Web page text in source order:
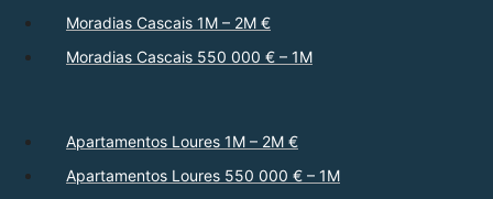
Moradias Cascais 1M – 2M €
Moradias Cascais 550 000 € – 1M
Apartamentos Loures 1M – 2M €
Apartamentos Loures 550 000 € – 1M